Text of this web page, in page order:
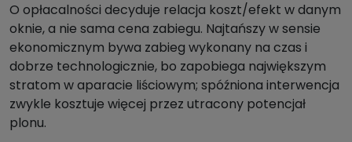
O opłacalności decyduje relacja koszt/efekt w danym
oknie, a nie sama cena zabiegu. Najtańszy w sensie
ekonomicznym bywa zabieg wykonany na czas i
dobrze technologicznie, bo zapobiega największym
stratom w aparacie liściowym; spóźniona interwencja
zwykle kosztuje więcej przez utracony potencjał
plonu.